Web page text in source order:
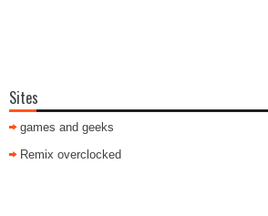
Sites
games and geeks
Remix overclocked